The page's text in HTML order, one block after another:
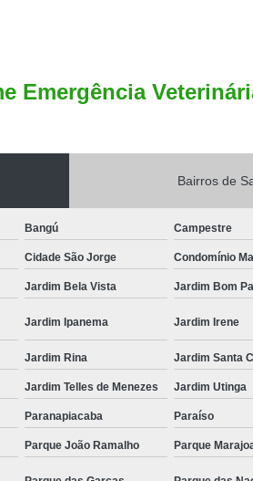
Emergência
Bairros de
Bangú Campestre
Cidade São Jorge Condomínio
Jardim Bela Vista Jardim Bom
Jardim Ipanema Jardim Irene
Jardim Rina Jardim Santa
Jardim Telles de Menezes Jardim Utinga
Paranapiacaba Paraíso
Parque João Ramalho Parque